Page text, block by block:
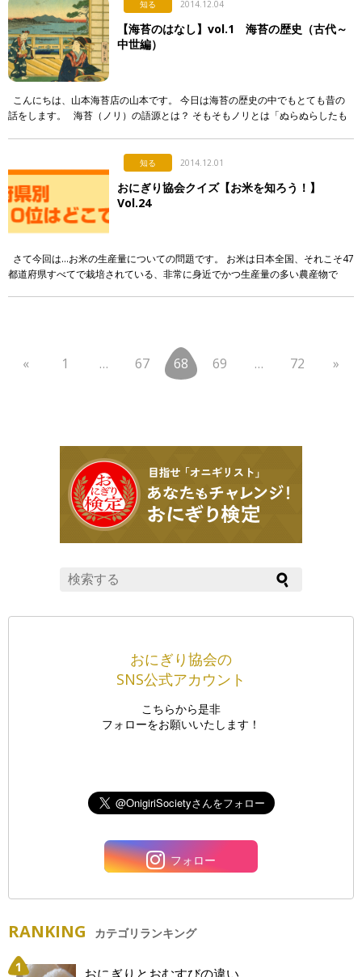
知る 2014.12.04
【海苔のはなし】vol.1 海苔の歴史（古代～
中世編）
こんにちは、山本海苔店の山本です。 今日は海苔の歴史の中でもとても昔の
話をします。 海苔（ノリ）の語源とは？ そもそもノリとは「ぬらぬらしたも
知る 2014.12.01
おにぎり協会クイズ【お米を知ろう！】
Vol.24
さて今回は…お米の生産量についての問題です。 お米は日本全国、それこそ47
都道府県すべてで栽培されている、非常に身近でかつ生産量の多い農産物で
« 1 … 67 68 69 … 72 »
おにぎり協会の
SNS公式アカウント
こちらから是非
フォローをお願いいたします！
フォロー
RANKING カテゴリランキング